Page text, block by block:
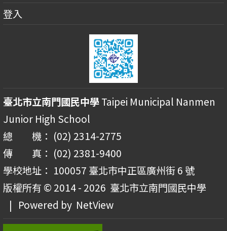
登入
臺北市立南門國民中學Taipei Municipal Nanmen
Junior High School
總 機： (02) 2314-2775
傳 真： (02) 2381-9400
學校地址： 100057 臺北市中正區廣州街 6 號
版權所有 © 2014 - 2026 臺北市立南門國民中學
| Powered by NetView